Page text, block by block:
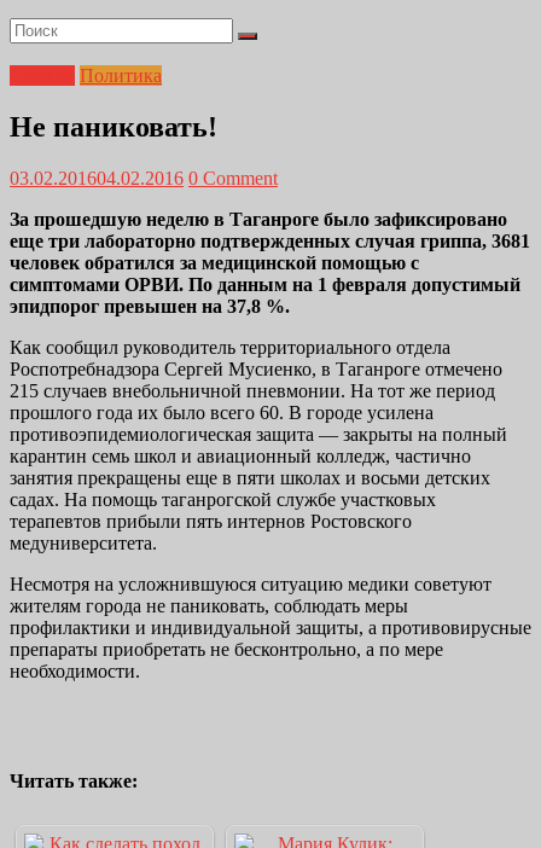
Политика
Не паниковать!
03.02.201604.02.2016 0 Comment
За прошедшую неделю в Таганроге было зафиксировано
еще три лабораторно подтвержденных случая гриппа, 3681
человек обратился за медицинской помощью с
симптомами ОРВИ. По данным на 1 февраля допустимый
эпидпорог превышен на 37,8 %.
Как сообщил руководитель территориального отдела
Роспотребнадзора Сергей Мусиенко, в Таганроге отмечено
215 случаев внебольничной пневмонии. На тот же период
прошлого года их было всего 60. В городе усилена
противоэпидемиологическая защита — закрыты на полный
карантин семь школ и авиационный колледж, частично
занятия прекращены еще в пяти школах и восьми детских
садах. На помощь таганрогской службе участковых
терапевтов прибыли пять интернов Ростовского
медуниверситета.
Несмотря на усложнившуюся ситуацию медики советуют
жителям города не паниковать, соблюдать меры
профилактики и индивидуальной защиты, а противовирусные
препараты приобретать не бесконтрольно, а по мере
необходимости.
Читать также: